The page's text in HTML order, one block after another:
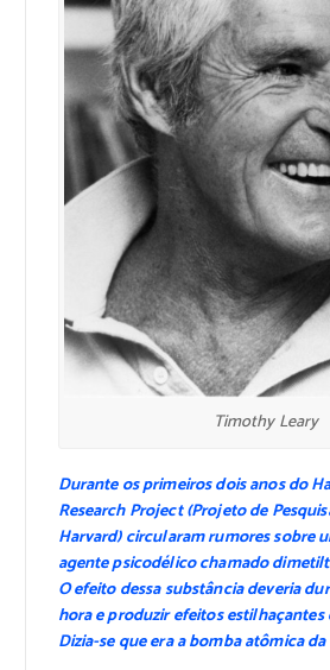
Timothy Leary
Durante os primeiros dois anos do
Research Project (Projeto de
Harvard) circularam rumores sobre
agente psicodélico chamado
O efeito dessa substância deveria
hora e produzir efeitos estilhaçantes
Dizia-se que era a bomba atômica